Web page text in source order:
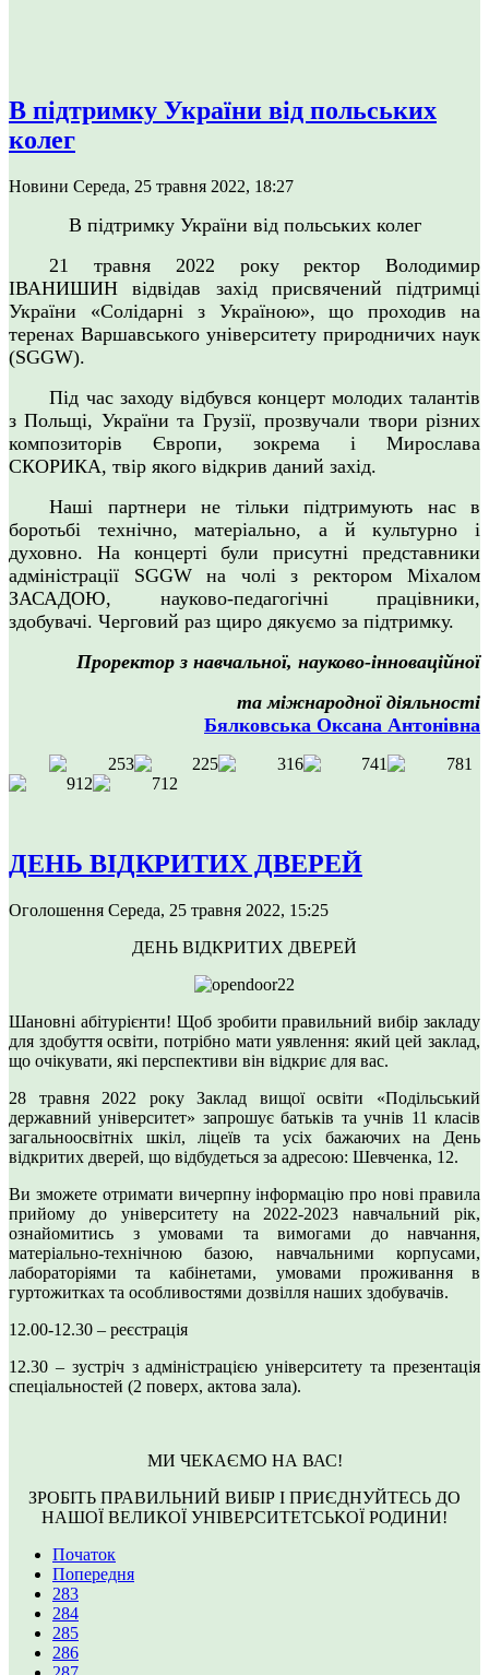
В підтримку України від польських
колег
Новини Середа, 25 травня 2022, 18:27
В підтримку України від польських колег
21 травня 2022 року ректор Володимир
ІВАНИШИН відвідав захід присвячений підтримці
України «Солідарні з Україною», що проходив на
теренах Варшавського університету природничих наук
(SGGW).
Під час заходу відбувся концерт молодих талантів
з Польщі, України та Грузії, прозвучали твори різних
композиторів Європи, зокрема і Мирослава
СКОРИКА, твір якого відкрив даний захід.
Наші партнери не тільки підтримують нас в
боротьбі технічно, матеріально, а й культурно і
духовно. На концерті були присутні представники
адміністрації SGGW
на чолі з ректором Міхалом
ЗАСАДОЮ, науково-педагогічні працівники,
здобувачі. Черговий раз щиро дякуємо за підтримку.
Проректор з навчальної, науково-інноваційної
та міжнародної діяльності
Бялковська Оксана Антонівна
ДЕНЬ ВІДКРИТИХ ДВЕРЕЙ
Оголошення Середа, 25 травня 2022, 15:25
ДЕНЬ ВІДКРИТИХ ДВЕРЕЙ
Шановні абітурієнти! Щоб зробити правильний вибір закладу
для здобуття освіти, потрібно мати уявлення: який цей заклад,
що очікувати, які перспективи він відкриє для вас.
28 травня 2022 року Заклад вищої освіти «Подільський
державний університет» запрошує батьків та учнів 11 класів
загальноосвітніх шкіл, ліцеїв та усіх бажаючих на День
відкритих дверей, що відбудеться за адресою: Шевченка, 12.
Ви зможете отримати вичерпну інформацію про нові правила
прийому до університету на 2022-2023 навчальний рік,
ознайомитись з умовами та вимогами до навчання,
матеріально-технічною базою, навчальними корпусами,
лабораторіями та кабінетами, умовами проживання в
гуртожитках та особливостями дозвілля наших здобувачів.
12.00-12.30 – реєстрація
12.30 – зустріч з адміністрацією університету та презентація
спеціальностей (2 поверх, актова зала).
МИ ЧЕКАЄМО НА ВАС!
ЗРОБІТЬ ПРАВИЛЬНИЙ ВИБІР І ПРИЄДНУЙТЕСЬ ДО
НАШОЇ ВЕЛИКОЇ УНІВЕРСИТЕТСЬКОЇ РОДИНИ!
Початок
Попередня
283
284
285
286